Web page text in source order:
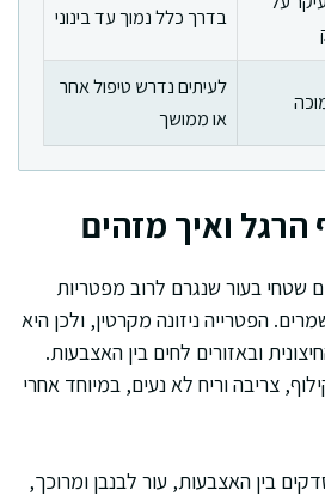
בדרך כלל נמוך עד בינוני
לעיתים נדרש טיפול אחר
או ממושך
ואיך מזהים
שטחי בעור שנגרם לרוב מפטריות
הפטרייה ניזונה מקרטין, ולכן היא
ובאזורים לחים בין האצבעות.
צריבה וריח לא נעים, במיוחד אחרי
בין האצבעות, עור לבנבן ומרוכך,